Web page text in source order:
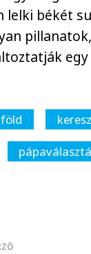
lelki békét